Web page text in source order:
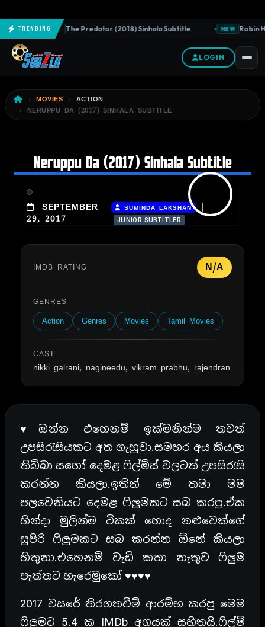
TrendingNEW The Predator (2018) Sinhala Subtitle NEW Robin
LOGIN
MOVIES
ACTION
NERUPPU DA (2017) SINHALA SUBTITLE
Neruppu Da (2017) Sinhala Subtitle
SEPTEMBER
29, 2017
SUMINDA LAKSHAN |
JUNIOR SUBTITLER
IMDB RATING N/A
GENRES
Action Genres Movies Tamil Movies
CAST
nikki galrani, nagineedu, vikram prabhu, rajendran
♥ඔන්න එහෙනම් ඉක්මනින්ම තවත්
උපසිරැසියකට අත ගැහුවා.සමහර අය කියලා
තිබ්බා සහෝ දෙමළ ෆිල්ම්ස් වලටත් උපසිරැසි
කරන්න කියලා.ඉතින් මේ තමා මම
පලවෙනියට දෙමළ ෆිලුමකට සබ කරපු.ඒක
හින්දා මුලින්ම ටිකක් හොද නළුවෙක්ගේ
සුපිරි ෆිලුමකට සබ කරන්න ඕනේ කියලා
හිතුනා.එහෙනම් වැඩි කතා නැතුව ෆිලුම
පැත්තට හැරෙමුකෝ ♥♥♥♥
2017 වසරේ තිරගතවීම් ආරම්භ කරපු මෙම
ෆිලුමට 5.4 ක IMDb අගයක් සහිතයි.ෆිල්ම්